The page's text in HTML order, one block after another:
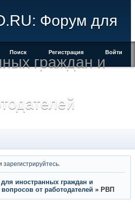
Форум для
граждан и
Поиск Регистрация Войти
зарегистрируйтесь
иностранных граждан и
от работодателей » РВП